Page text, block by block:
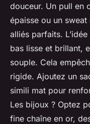
douceur. Un pull en
épaisse ou un
alliés parfaits.
bas lisse et brillant,
souple. Cela
rigide. Ajoutez un
simili mat pour
Les bijoux ? Optez
fine chaîne en or,